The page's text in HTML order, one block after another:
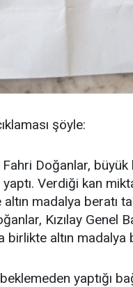
şöyle:
Doğanlar,
Verdiği kan
madalya beratı
Kızılay Genel
altın madalya
yaptığı